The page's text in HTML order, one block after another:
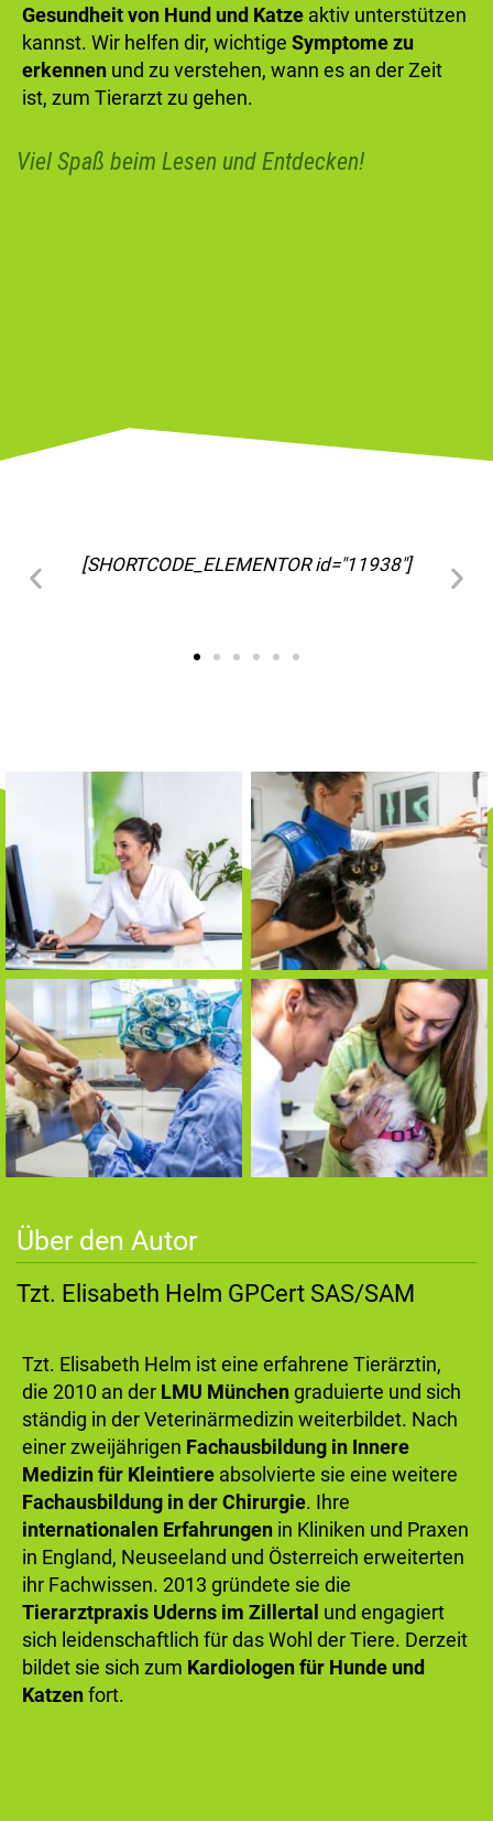
Gesundheit von Hund und Katze aktiv unterstützen
kannst. Wir helfen dir, wichtige Symptome zu
erkennen und zu verstehen, wann es an der Zeit
ist, zum Tierarzt zu gehen.
Viel Spaß beim Lesen und Entdecken!
[SHORTCODE_ELEMENTOR id="11963"]
Über den Autor
Tzt. Elisabeth Helm GPCert SAS/SAM
Tzt. Elisabeth Helm ist eine erfahrene Tierärztin,
die 2010 an der LMU Münchengraduierte und sich
ständig in der Veterinärmedizin weiterbildet. Nach
einer zweijährigen Fachausbildung in Innere
Medizin für Kleintiere absolvierte sie eine weitere
Fachausbildung in der Chirurgie. Ihre
internationalen Erfahrungen in Kliniken und Praxen
in England, Neuseeland und Österreich erweiterten
ihr Fachwissen. 2013 gründete sie die
Tierarztpraxis Uderns im Zillertal und engagiert
sich leidenschaftlich für das Wohl der Tiere. Derzeit
bildet sie sich zum Kardiologen für Hunde und
Katzenfort.